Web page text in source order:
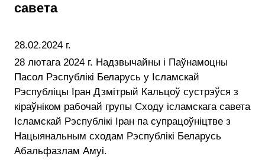
савета
28.02.2024 г.
28 лютага 2024 г. Надзвычайны і Паўнамоцны
Пасол Рэспублікі Беларусь у Ісламскай
Рэспубліцы Іран Дзмітрый Кальцоў сустрэўся з
кіраўніком рабочай групы Сходу ісламскага савета
Ісламскай Рэспублікі Іран па супрацоўніцтве з
Нацыянальным сходам Рэспублікі Беларусь
Абальфазлам Амуі.